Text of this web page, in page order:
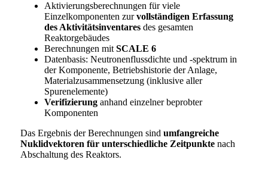
Aktivierungsberechnungen für viele
Einzelkomponenten zurvollständigen Erfassung
des Aktivitätsinventaresdes gesamten
Reaktorgebäudes
Berechnungen mit SCALE 6
Datenbasis: Neutronenflussdichte und -spektrum in
der Komponente, Betriebshistorie der Anlage,
Materialzusammensetzung (inklusive aller
Spurenelemente)
Verifizierung anhand einzelner beprobter
Komponenten
Das Ergebnis der Berechnungen sind umfangreiche
Nuklidvektoren für unterschiedliche Zeitpunktenach
Abschaltung des Reaktors.